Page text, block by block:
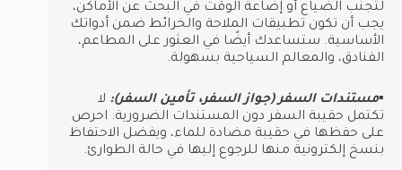
لتجنب الضياع أو إضاعة الوقت في البحث عن الأماكن،
يجب أن تكون تطبيقات الملاحة والخرائط ضمن أدواتك
الأساسية. ستساعدك أيضًا في العثور على المطاعم،
الفنادق، والمعالم السياحية بسهولة.
▪︎مستندات السفر (جواز السفر، تأمين السفر): لا
تكتمل حقيبة السفر دون المستندات الضرورية. احرص
على حفظها في حقيبة مضادة للماء، ويفضل الاحتفاظ
بنسخ إلكترونية منها للرجوع إليها في حالة الطوارئ.